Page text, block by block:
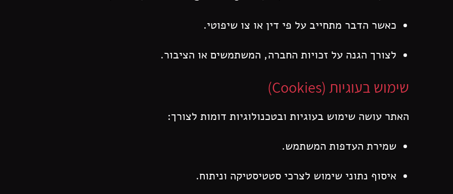
כאשר הדבר מתחייב על פי דין או צו שיפוטי.
לצורך הגנה על זכויות החברה, המשתמשים או הציבור.
שימוש בעוגיות (Cookies)
האתר עושה שימוש בעוגיות ובטכנולוגיות דומות לצורך:
שמירת העדפות המשתמש.
איסוף נתוני שימוש לצרכי סטטיסטיקה וניתוח.